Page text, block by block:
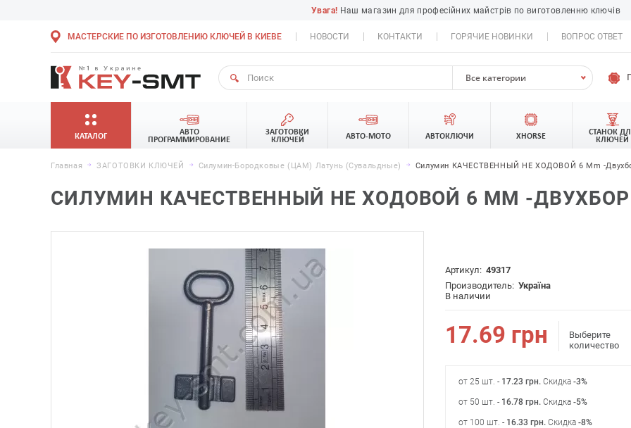
Увага! Наш магазин для професійних майстрів по виготовленню ключів
МАСТЕРСКИЕ ПО ИЗГОТОВЛЕНИЮ КЛЮЧЕЙ В КИЕВЕ НОВОСТИ КОНТАКТИ ГОРЯЧИЕ НОВИНКИ ВОПРОС ОТВЕТ
Все категории
КАТАЛОГ
АВТО
ПРОГРАММИРОВАНИЕ
ЗАГОТОВКИ
КЛЮЧЕЙ
АВТО-МОТО АВТОКЛЮЧИ XHORSE
СТАНОК
КЛЮЧЕЙ
Главная ЗАГОТОВКИ КЛЮЧЕЙ Силумин-Бородковые (ЦАМ) Латунь (сувальдные) Силумин КАЧЕСТВЕННЫЙ НЕ ХОДОВОЙ 6 Mm -
СИЛУМИН КАЧЕСТВЕННЫЙ НЕ ХОДОВОЙ 6 MM -
Артикул: 49317
Производитель: Україна
В наличии
17.69 грн
Выберите
количество
от 25 шт. - 17.23 грн. Скидка -3%
от 50 шт. - 16.78 грн. Скидка -5%
от 100 шт. - 16.33 грн. Скидка -8%